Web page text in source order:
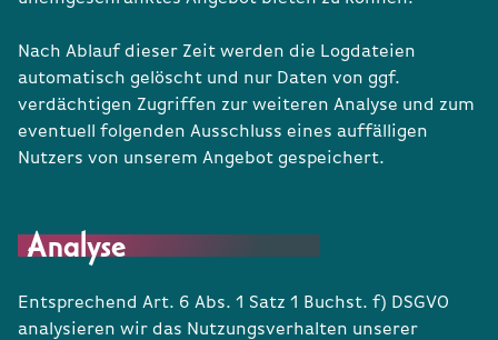
Nach Ablauf dieser Zeit werden die Logdateien
automatisch gelöscht und nur Daten von ggf.
verdächtigen Zugriffen zur weiteren Analyse und zum
eventuell folgenden Ausschluss eines auffälligen
Nutzers von unserem Angebot gespeichert.
Analyse
Entsprechend Art. 6 Abs. 1 Satz 1 Buchst. f) DSGVO
analysieren wir das Nutzungsverhalten unserer